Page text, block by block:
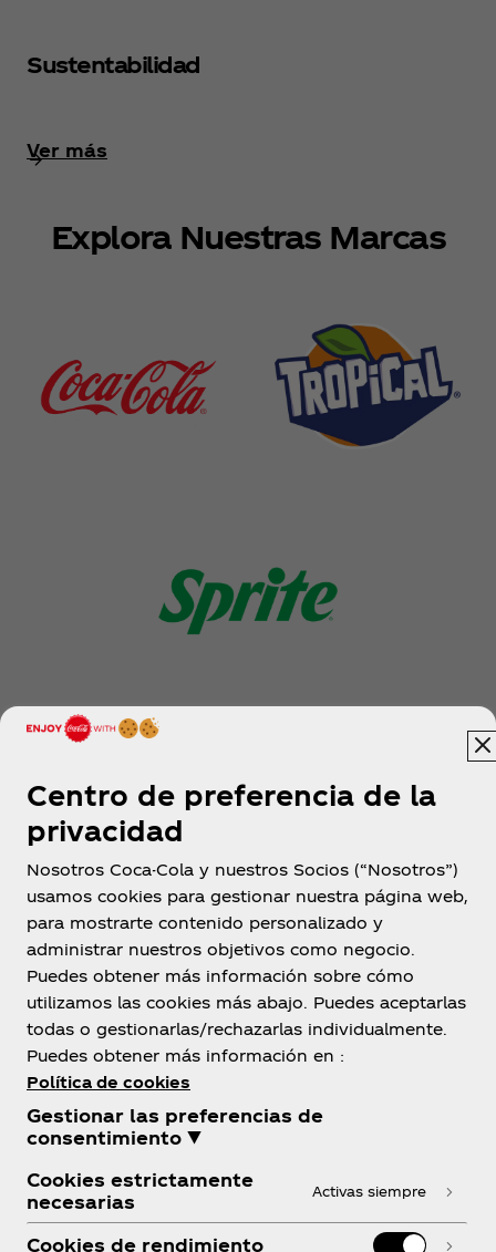
Sustentabilidad
Ver más
Explora Nuestras Marcas
Honduras
Sobre nosotros
¿Necesitas ayuda?
Centro de preferencia de la
privacidad
Nosotros Coca-Cola y nuestros Socios (“Nosotros”)
usamos cookies para gestionar nuestra página web,
para mostrarte contenido personalizado y
administrar nuestros objetivos como negocio.
Puedes obtener más información sobre cómo
utilizamos las cookies más abajo. Puedes aceptarlas
todas o gestionarlas/rechazarlas individualmente.
Puedes obtener más información en :
Política de cookies
Gestionar las preferencias de
consentimiento ▼
Cookies estrictamente
necesarias
Activas siempre
Cookies de rendimiento